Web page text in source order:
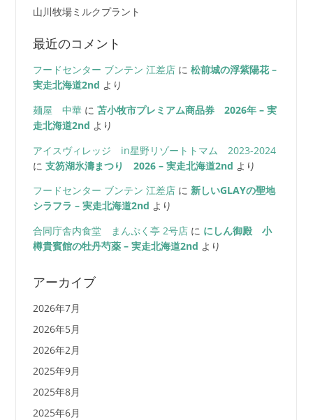
山川牧場ミルクプラント
最近のコメント
フードセンター ブンテン 江差店に 松前城の浮紫陽花 –
実走北海道2nd より
麺屋 中華に 苫小牧市プレミアム商品券 2026年 – 実
走北海道2nd より
アイスヴィレッジ in星野リゾートトマム 2023-2024
に 支笏湖氷濤まつり 2026 – 実走北海道2nd より
フードセンター ブンテン 江差店に 新しいGLAYの聖地
シラフラ – 実走北海道2nd より
合同庁舎内食堂 まんぷく亭 2号店に にしん御殿 小
樽貴賓館の牡丹芍薬 – 実走北海道2nd より
アーカイブ
2026年7月
2026年5月
2026年2月
2025年9月
2025年8月
2025年6月